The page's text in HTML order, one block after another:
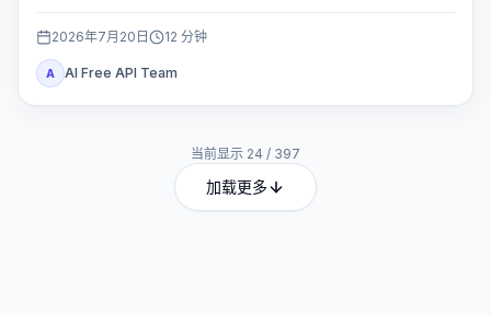
2026年7月20日 12 分钟
A AI Free API Team
当前显示 24 / 397
加载更多